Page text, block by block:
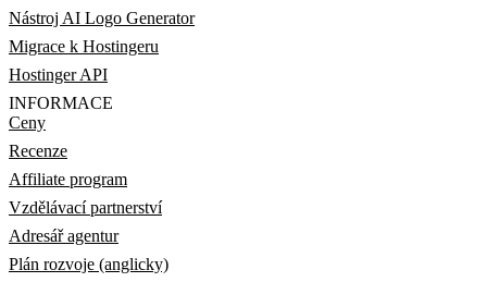
Nástroj AI Logo Generator
Migrace k Hostingeru
Hostinger API
INFORMACE
Ceny
Recenze
Affiliate program
Vzdělávací partnerství
Adresář agentur
Plán rozvoje (anglicky)